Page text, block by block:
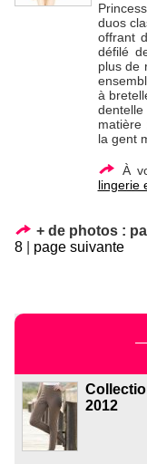
duos
offrant
défilé
plus de
à
dentelle
matière
la gent
À
lingerie
+ de photos :
8
page suivante
2012